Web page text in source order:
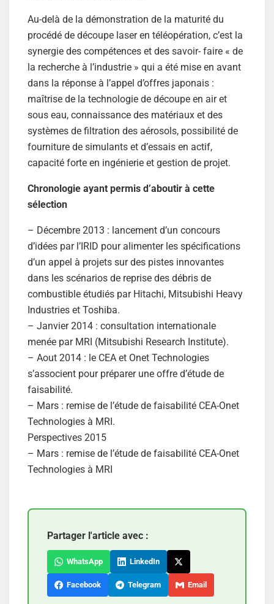
Au-delà de la démonstration de la maturité du
procédé de découpe laser en téléopération, c’est la
synergie des compétences et des savoir- faire « de
la recherche à l’industrie » qui a été mise en avant
dans la réponse à l’appel d’offres japonais :
maîtrise de la technologie de découpe en air et
sous eau, connaissance des matériaux et des
systèmes de filtration des aérosols, possibilité de
fourniture de simulants et d’essais en actif,
capacité forte en ingénierie et gestion de projet.
Chronologie ayant permis d’aboutir à cette
sélection
– Décembre 2013 : lancement d’un concours
d’idées par l’IRID pour alimenter les spécifications
d’un appel à projets sur des pistes innovantes
dans les scénarios de reprise des débris de
combustible étudiés par Hitachi, Mitsubishi Heavy
Industries et Toshiba.
– Janvier 2014 : consultation internationale
menée par MRI (Mitsubishi Research Institute).
– Aout 2014 : le CEA et Onet Technologies
s’associent pour préparer une offre d’étude de
faisabilité.
– Mars : remise de l’étude de faisabilité CEA-Onet
Technologies à MRI.
Perspectives 2015
– Mars : remise de l’étude de faisabilité CEA-Onet
Technologies à MRI
Partager l'article avec :
WhatsApp LinkedIn
Facebook Telegram Email